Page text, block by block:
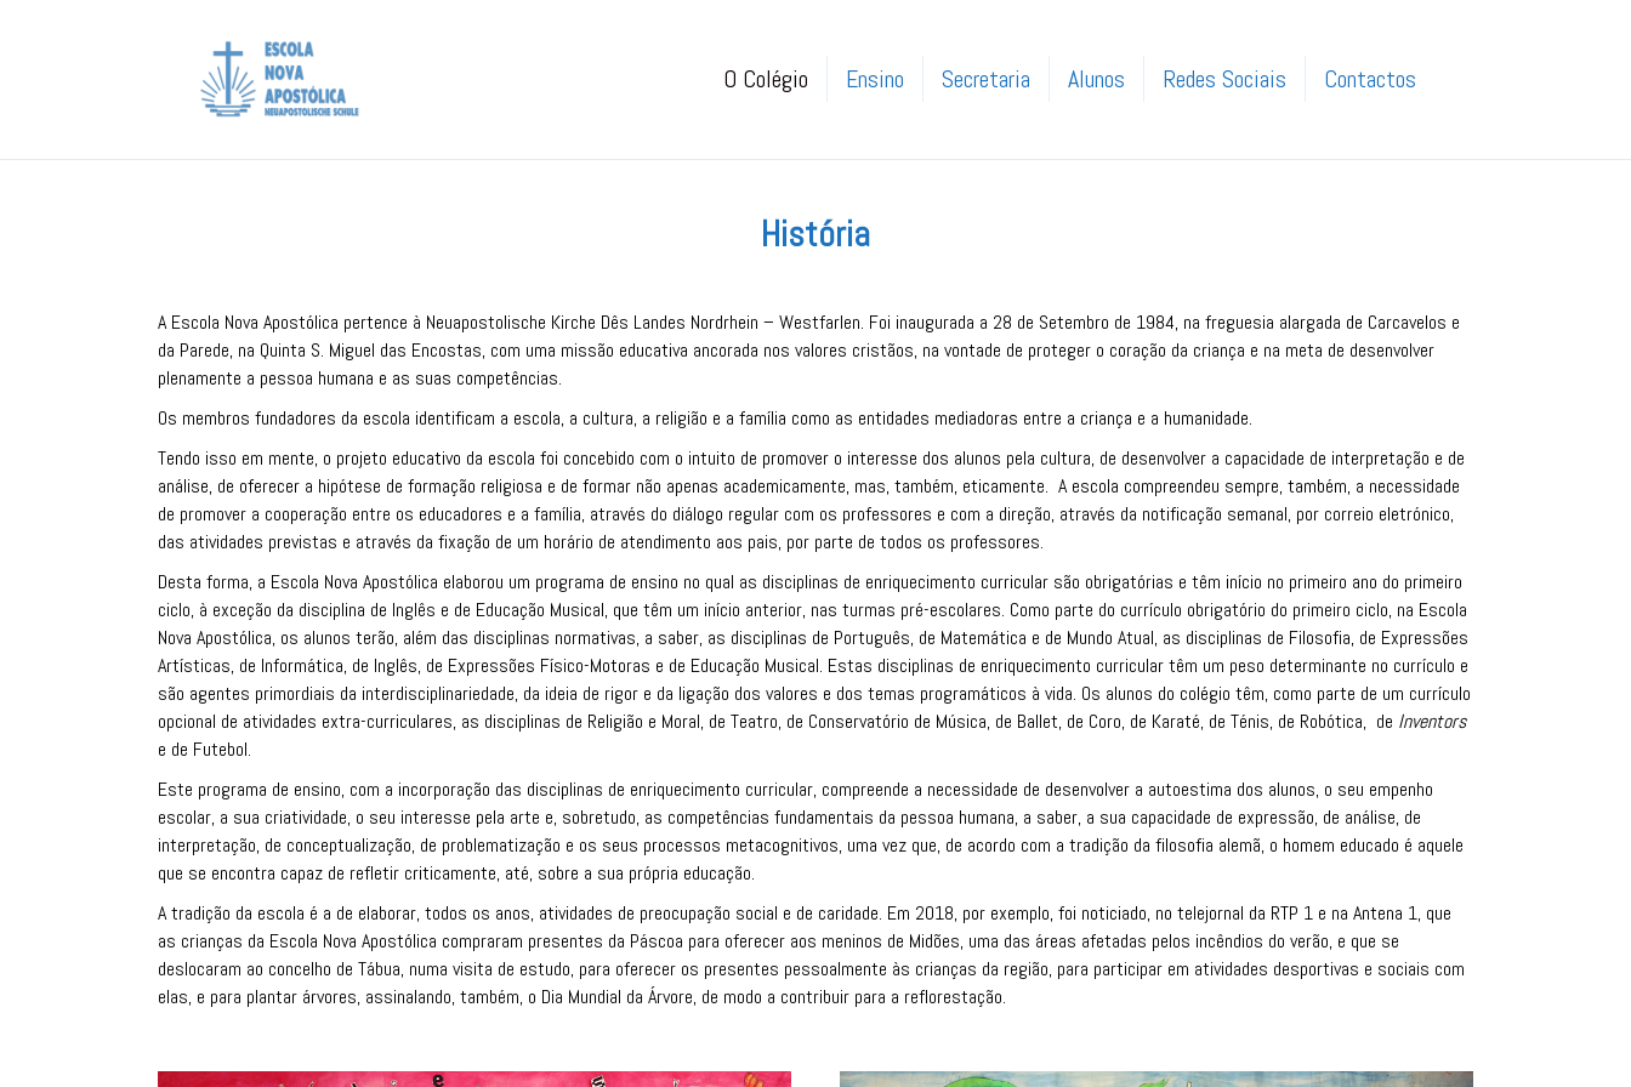
O Colégio Ensino Secretaria Alunos Redes Sociais Contactos
História
A Escola Nova Apostólica pertence à Neuapostolische Kirche Dês Landes Nordrhein – Westfarlen. Foi inaugurada a 28 de Setembro de 1984, na freguesia alargada de Carcavelos e
da Parede, na Quinta S. Miguel das Encostas, com uma missão educativa ancorada nos valores cristãos, na vontade de proteger o coração da criança e na meta de desenvolver
plenamente a pessoa humana e as suas competências.
Os membros fundadores da escola identificam a escola, a cultura, a religião e a família como as entidades mediadoras entre a criança e a humanidade.
Tendo isso em mente, o projeto educativo da escola foi concebido com o intuito de promover o interesse dos alunos pela cultura, de desenvolver a capacidade de interpretação e de
análise, de oferecer a hipótese de formação religiosa e de formar não apenas academicamente, mas, também, eticamente. A escola compreendeu sempre, também, a necessidade
de promover a cooperação entre os educadores e a família, através do diálogo regular com os professores e com a direção, através da notificação semanal, por correio eletrónico,
das atividades previstas e através da fixação de um horário de atendimento aos pais, por parte de todos os professores.
Desta forma, a Escola Nova Apostólica elaborou um programa de ensino no qual as disciplinas de enriquecimento curricular são obrigatórias e têm início no primeiro ano do primeiro
ciclo, à exceção da disciplina de Inglês e de Educação Musical, que têm um início anterior, nas turmas pré-escolares. Como parte do currículo obrigatório do primeiro ciclo, na Escola
Nova Apostólica, os alunos terão, além das disciplinas normativas, a saber, as disciplinas de Português, de Matemática e de Mundo Atual, as disciplinas de Filosofia, de Expressões
Artísticas, de Informática, de Inglês, de Expressões Físico-Motoras e de Educação Musical. Estas disciplinas de enriquecimento curricular têm um peso determinante no currículo e
são agentes primordiais da interdisciplinariedade, da ideia de rigor e da ligação dos valores e dos temas programáticos à vida. Os alunos do colégio têm, como parte de um currículo
opcional de atividades extra-curriculares, as disciplinas de Religião e Moral, de Teatro, de Conservatório de Música, de Ballet, de Coro, de Karaté, de Ténis, de Robótica, de Inventors
e de Futebol.
Este programa de ensino, com a incorporação das disciplinas de enriquecimento curricular, compreende a necessidade de desenvolver a autoestima dos alunos, o seu empenho
escolar, a sua criatividade, o seu interesse pela arte e, sobretudo, as competências fundamentais da pessoa humana, a saber, a sua capacidade de expressão, de análise, de
interpretação, de conceptualização, de problematização e os seus processos metacognitivos, uma vez que, de acordo com a tradição da filosofia alemã, o homem educado é aquele
que se encontra capaz de refletir criticamente, até, sobre a sua própria educação.
A tradição da escola é a de elaborar, todos os anos, atividades de preocupação social e de caridade. Em 2018, por exemplo, foi noticiado, no telejornal da RTP 1 e na Antena 1, que
as crianças da Escola Nova Apostólica compraram presentes da Páscoa para oferecer aos meninos de Midões, uma das áreas afetadas pelos incêndios do verão, e que se
deslocaram ao concelho de Tábua, numa visita de estudo, para oferecer os presentes pessoalmente às crianças da região, para participar em atividades desportivas e sociais com
elas, e para plantar árvores, assinalando, também, o Dia Mundial da Árvore, de modo a contribuir para a reflorestação.